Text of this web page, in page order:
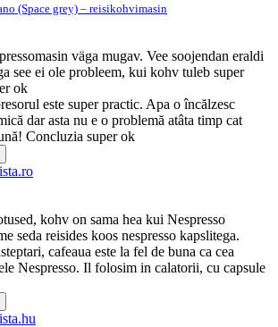
(Space grey) – reisikohvimasin
väga mugav. Vee soojendan eraldi
see ei ole probleem, kui kohv tuleb super
ok
este super practic. Apa o încălzesc
dar asta nu e o problemă atâta timp cat
Concluzia super ok
kohv on sama hea kui Nespresso
seda reisides koos nespresso kapslitega.
cafeaua este la fel de buna ca cea
Nespresso. Il folosim in calatorii, cu capsule